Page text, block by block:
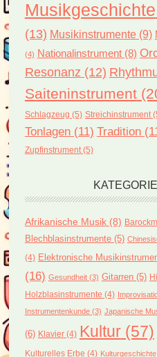
Musikgeschichte
(13) Musikinstrumente(9)
(4) Nationalinstrument(8)
Resonanz (12)
Saiteninstrument
Schlagzeug (5) Streichinstrument
Tonlagen(11) Tradition
Zupfinstrument(5)
Afrikanische Musik(8)
Blechblasinstrumente(5)
(4) Elektronische
(16) Gesundheit(3) Gitarren(5)
Holzblasinstrumente (4)
Instrumentenkunde(3) Japanische
(6) Klavier(4) Kultur(57)
Kulturelles Erbe (4) Kulturgeschichte